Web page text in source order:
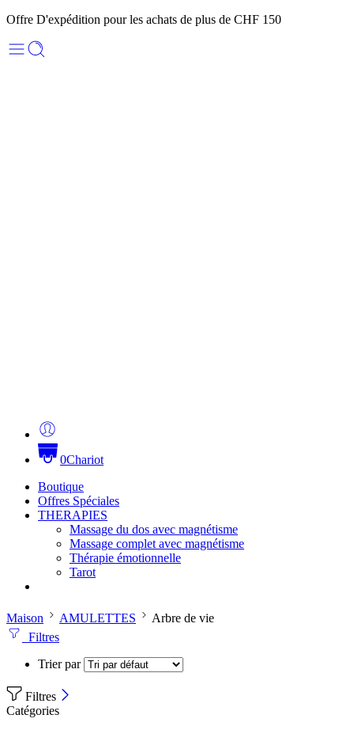
Offre D'expédition pour les achats de plus de CHF 150
0Chariot
Boutique
Offres Spéciales
THERAPIES
Massage du dos avec magnétisme
Massage complet avec magnétisme
Thérapie émotionnelle
Tarot
Maison AMULETTES
Arbre de vie
Filtres
Trier par
Filtres
Catégories